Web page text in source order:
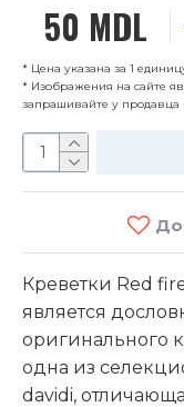
50 MDL
* Цена указана за 1
* Изображения на сайте
запрашивайте у продавца
Креветки Red
является
оригинального
одна из
davidi,